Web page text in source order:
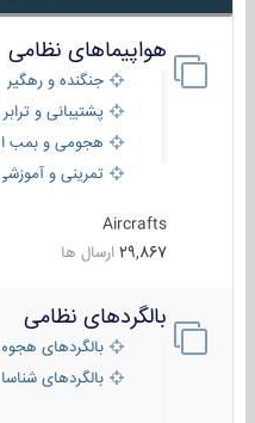
هواپیماهای نظامی
جنگنده و رهگیر
پشتیبانی و ترابری
هجومی و بمب افکن
تمرینی و آموزشی
Aircrafts
29,867 ارسال ها
بالگردهای نظامی
بالگردهای هجومی
بالگردهای شناسایی